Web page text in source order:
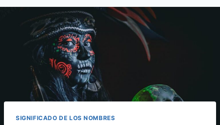
SIGNIFICADO DE LOS NOMBRES